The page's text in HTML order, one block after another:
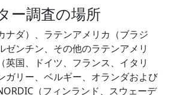
ー調査の場所
ナダ）、ラテンアメリカ（ブラジ
ゼンチン、その他のラテンアメリ
英国、ドイツ、フランス、イタリ
ガリー、ベルギー、オランダおよび
（フィンランド、スウェーデ